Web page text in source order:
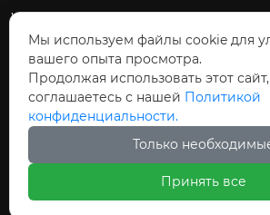
Web:www.nbgstar.com
    
Авторское право©ООО Цыси
Электрические Приборы
Мы используем файлы cookie для
вашего опыта просмотра.
Продолжая использовать этот
соглашаетесь с нашей Политикой
конфиденциальности.
Только
Принять все